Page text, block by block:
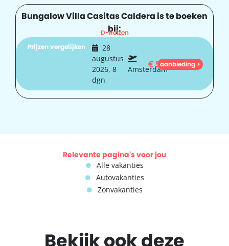
Bungalow Villa Casitas Caldera is te boeken
bij:
D-Reizen
Prijzen vergelijken
28
augustus
2026, 8
dgn
Amsterdam
€588
aanbieding >
Relevante pagina's voor jou
Alle vakanties
Autovakanties
Zonvakanties
Bekijk ook deze